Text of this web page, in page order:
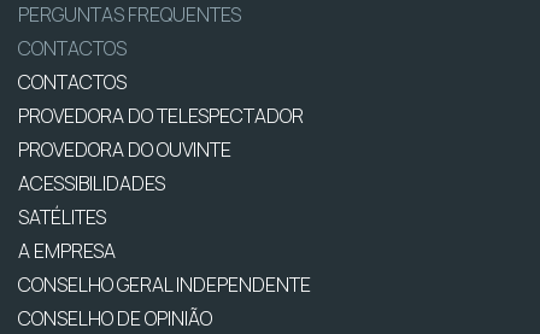
PERGUNTAS FREQUENTES
CONTACTOS
CONTACTOS
PROVEDORA DO TELESPECTADOR
PROVEDORA DO OUVINTE
ACESSIBILIDADES
SATÉLITES
A EMPRESA
CONSELHO GERAL INDEPENDENTE
CONSELHO DE OPINIÃO